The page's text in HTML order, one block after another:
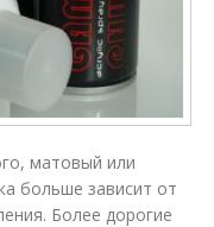
матовый или
больше зависит от
Более дорогие